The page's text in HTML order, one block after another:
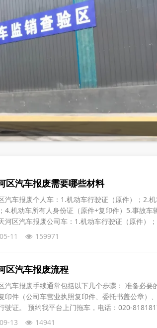
区汽车报废需要哪些材料
汽车报废个人车：1.机动车行驶证（原件）；2.
4.机动车所有人身份证（原件+复印件）5.事故车
河区汽车报废公司车：1.机动车行驶证（原件）
辆牌照；4.加盖公章的营业执照（复印件）。
11 159971
区汽车报废流程
废手续通常包括以下几个步骤： 准备必要的文件。车主需要准备个
印件（公司车营业执照复印件、委托书盖公章）
81818171 拖车到达报废车辆地
结算报废车款 平台将车辆拖至报废公司拆解 报废公司拆解上
13 14941